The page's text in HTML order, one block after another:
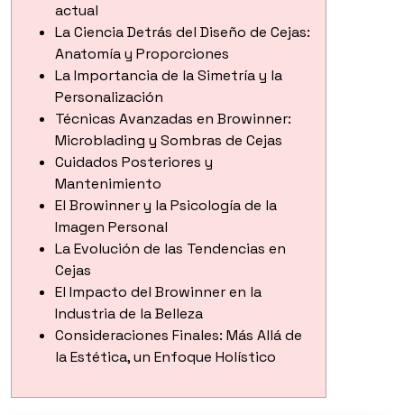
actual
La Ciencia Detrás del Diseño de Cejas:
Anatomía y Proporciones
La Importancia de la Simetría y la
Personalización
Técnicas Avanzadas en Browinner:
Microblading y Sombras de Cejas
Cuidados Posteriores y
Mantenimiento
El Browinner y la Psicología de la
Imagen Personal
La Evolución de las Tendencias en
Cejas
El Impacto del Browinner en la
Industria de la Belleza
Consideraciones Finales: Más Allá de
la Estética, un Enfoque Holístico